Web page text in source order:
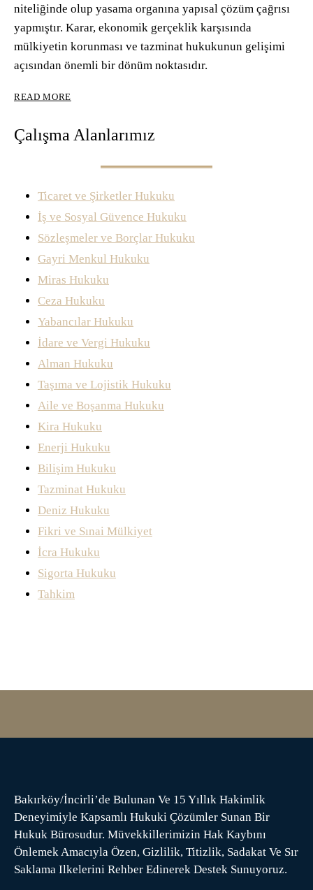
niteliğinde olup yasama organına yapısal çözüm çağrısı
yapmıştır. Karar, ekonomik gerçeklik karşısında
mülkiyetin korunması ve tazminat hukukunun gelişimi
açısından önemli bir dönüm noktasıdır.
READ MORE
ŞAFAK
Çalışma Alanlarımız
Ticaret ve Şirketler Hukuku
İş ve Sosyal Güvence Hukuku
Sözleşmeler ve Borçlar Hukuku
Gayri Menkul Hukuku
Miras Hukuku
Ceza Hukuku
Yabancılar Hukuku
İdare ve Vergi Hukuku
Alman Hukuku
Taşıma ve Lojistik Hukuku
Aile ve Boşanma Hukuku
Kira Hukuku
Enerji Hukuku
Bilişim Hukuku
Tazminat Hukuku
Deniz Hukuku
Fikri ve Sınai Mülkiyet
İcra Hukuku
Sigorta Hukuku
Tahkim
Bakırköy/İncirli’de Bulunan Ve 15 Yıllık Hakimlik
Deneyimiyle Kapsamlı Hukuki Çözümler Sunan Bir
Hukuk Bürosudur. Müvekkillerimizin Hak Kaybını
Önlemek Amacıyla Özen, Gizlilik, Titizlik, Sadakat Ve Sır
Saklama Ilkelerini Rehber Edinerek Destek Sunuyoruz.